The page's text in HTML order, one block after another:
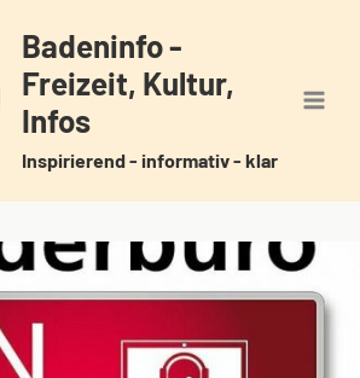
Badeninfo -
Freizeit, Kultur,
Infos
Inspirierend - informativ - klar